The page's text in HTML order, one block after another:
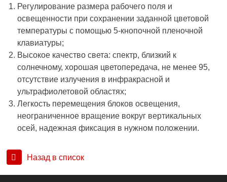
Регулирование размера рабочего поля и
освещенности при сохранении заданной цветовой
температуры с помощью 5-кнопочной пленочной
клавиатуры;
Высокое качество света: спектр, близкий к
солнечному, хорошая цветопередача, не менее 95,
отсутствие излучения в инфракрасной и
ультрафиолетовой областях;
Легкость перемещения блоков освещения,
неограниченное вращение вокруг вертикальных
осей, надежная фиксация в нужном положении.
Назад в список